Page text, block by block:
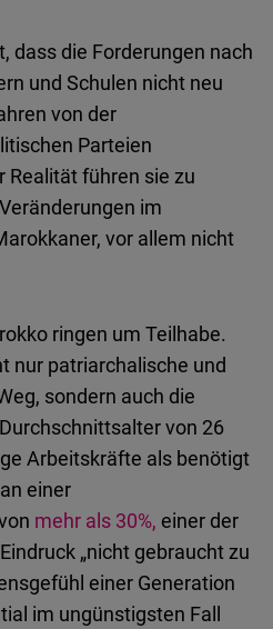
dass die Forderungen nach
und Schulen nicht neu
von der
Parteien
Realität führen sie zu
im
vor allem nicht
ringen um Teilhabe.
nur patriarchalische und
sondern auch die
von 26
Arbeitskräfte als benötigt
einer
mehr als 30%, einer der
„nicht gebraucht zu
einer Generation
im ungünstigsten Fall